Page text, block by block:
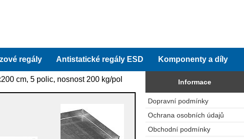
regály Antistatické regály ESD Komponenty a díly
cm, 5 polic, nosnost 200 kg/pol Informace
Dopravní podmínky
Ochrana osobních údajů
Obchodní podmínky